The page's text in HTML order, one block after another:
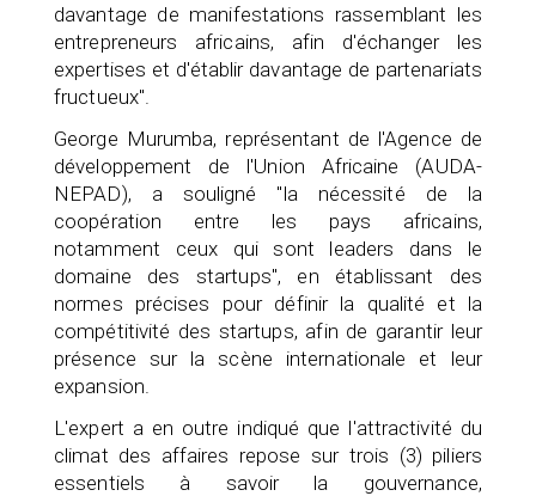
davantage de manifestations rassemblant les
entrepreneurs africains, afin d'échanger les
expertises et d'établir davantage de partenariats
fructueux".
George Murumba, représentant de l'Agence de
développement de l'Union Africaine (AUDA-
NEPAD), a souligné "la nécessité de la
coopération entre les pays africains,
notamment ceux qui sont leaders dans le
domaine des startups", en établissant des
normes précises pour définir la qualité et la
compétitivité des startups, afin de garantir leur
présence sur la scène internationale et leur
expansion.
L'expert a en outre indiqué que l'attractivité du
climat des affaires repose sur trois (3) piliers
essentiels à savoir la gouvernance,